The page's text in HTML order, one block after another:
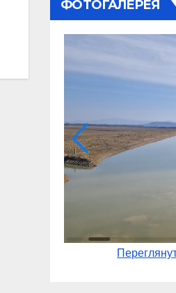
ФОТОГАЛЕРЕЯ